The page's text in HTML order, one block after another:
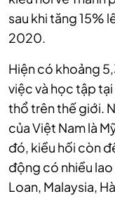
sau khi tăng 15%
2020.
Hiện có khoảng
việc và học tập
thổ trên thế giới.
của Việt Nam là
đó, kiều hối còn
động có nhiều
Loan, Malaysia,